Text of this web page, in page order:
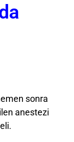
sonra
anestezi